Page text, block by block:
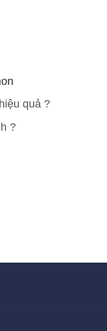
on
quả ?
?